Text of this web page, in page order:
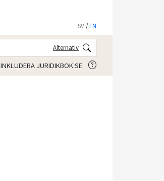
SV /EN
Alternativ
INKLUDERA JURIDIKBOK.SE